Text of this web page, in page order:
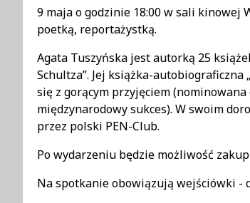
Treść
9 maja o godzinie 18:00 w sali kinowej
poetką, reportażystką.
Agata Tuszyńska jest autorką 25
Schultza”. Jej książka-
się z gorącym przyjęciem
międzynarodowy sukces). W swoim
przez polski PEN-Club.
Po wydarzeniu będzie możliwość
Na spotkanie obowiązują wejściówki -